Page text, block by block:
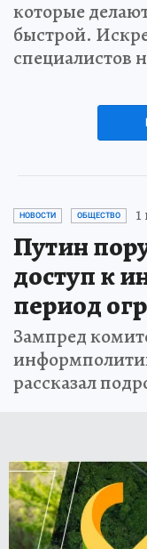
которые
быстрой.
специалистов
НОВОСТИ ОБЩЕСТВО 1
Путин
доступ к
период
Зампред
рассказал